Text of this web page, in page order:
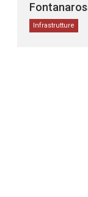
Infrastrutture